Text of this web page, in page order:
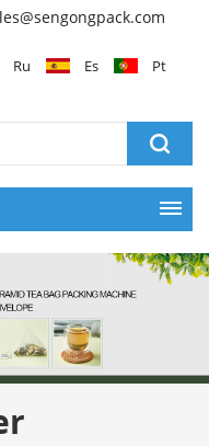
Ru Es
Pt